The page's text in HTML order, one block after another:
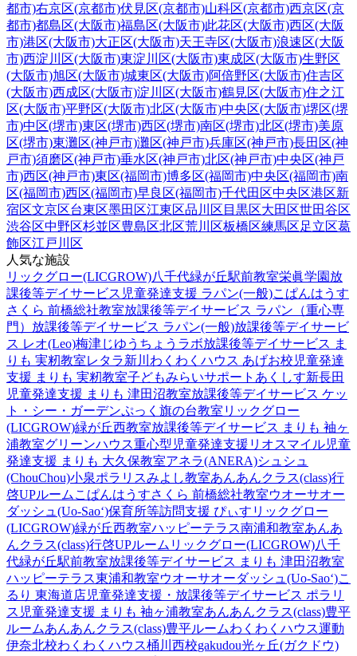
都市)右京区(京都市)伏見区(京都市)山科区(京都市)西京区(京
都市)都島区(大阪市)福島区(大阪市)此花区(大阪市)西区(大阪
市)港区(大阪市)大正区(大阪市)天王寺区(大阪市)浪速区(大阪
市)西淀川区(大阪市)東淀川区(大阪市)東成区(大阪市)生野区
(大阪市)旭区(大阪市)城東区(大阪市)阿倍野区(大阪市)住吉区
(大阪市)西成区(大阪市)淀川区(大阪市)鶴見区(大阪市)住之江
区(大阪市)平野区(大阪市)北区(大阪市)中央区(大阪市)堺区(堺
市)中区(堺市)東区(堺市)西区(堺市)南区(堺市)北区(堺市)美原
区(堺市)東灘区(神戸市)灘区(神戸市)兵庫区(神戸市)長田区(神
戸市)須磨区(神戸市)垂水区(神戸市)北区(神戸市)中央区(神戸
市)西区(神戸市)東区(福岡市)博多区(福岡市)中央区(福岡市)南
区(福岡市)西区(福岡市)早良区(福岡市)千代田区中央区港区新
宿区文京区台東区墨田区江東区品川区 目黒区大田区世田谷区
渋谷区中野区杉並区豊島区北区荒川区板橋区練馬区足立区葛
飾区江戸川区
人気な施設
リックグロー(LICGROW)八千代緑が丘駅前教室栄眞学園放
課後等デイサービス 児童発達支援 ラパン(一般)こぱんはうす
さくら 前橋総社教室放課後等デイサービス ラパン（重心専
門） 放課後等デイサービス ラパン(一般)放課後等デイサービ
ス レオ(Leo)梅津じゆうちょうラボ放課後等デイサービス ま
りも 実籾教室レタラ新川 わくわくハウス あげお校 児童発達
支援 まりも 実籾教室子どもみらいサポートあくしす新長田
児童発達支援 まりも 津田沼教室放課後等デイサービス ケッ
ト・シー・ガーデンぷっく旗の台教室 リックグロー
(LICGROW)緑が丘西教室放課後等デイサービス まりも 袖ヶ
浦教室グリーンハウス重心型児童発達支援 リオスマイル児童
発達支援 まりも 大久保教室アネラ(ANERA)シュシュ
(ChouChou)小泉ポラリスみよし教室あんあんクラス(class)行
啓UPルーム こぱんはうすさくら 前橋総社教室ウオーサオー
ダッシュ(Uo-Sao‘)保育所等訪問支援 ぴぃす リックグロー
(LICGROW)緑が丘西教室ハッピーテラス南浦和教室あんあ
んクラス(class)行啓UPルーム リックグロー(LICGROW)八千
代緑が丘駅前教室放課後等デイサービス まりも 津田沼教室
ハッピーテラス東浦和教室ウオーサオーダッシュ(Uo-Sao‘)こ
るり 東海道店児童発達支援・放課後等デイサービス ポラリ
ス 児童発達支援 まりも 袖ヶ浦教室あんあんクラス(class)豊平
ルームあんあんクラス(class)豊平ルームわくわくハウス運動
伊奈北校わくわくハウス桶川西校gakudou光ヶ丘(ガクドウ)